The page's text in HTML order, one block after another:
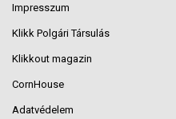
Impresszum
Klikk Polgári Társulás
Klikkout magazin
CornHouse
Adatvédelem